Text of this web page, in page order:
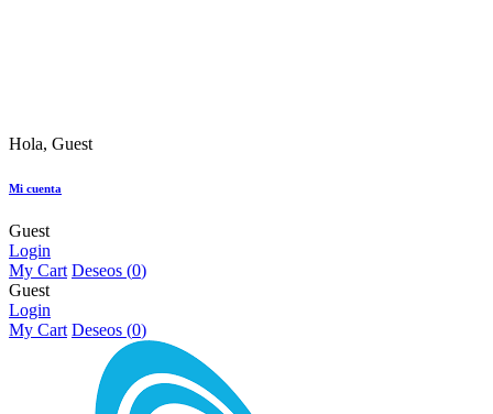
Hola, Guest
Mi cuenta
Guest
Login
My Cart Deseos (0)
Guest
Login
My Cart Deseos (0)